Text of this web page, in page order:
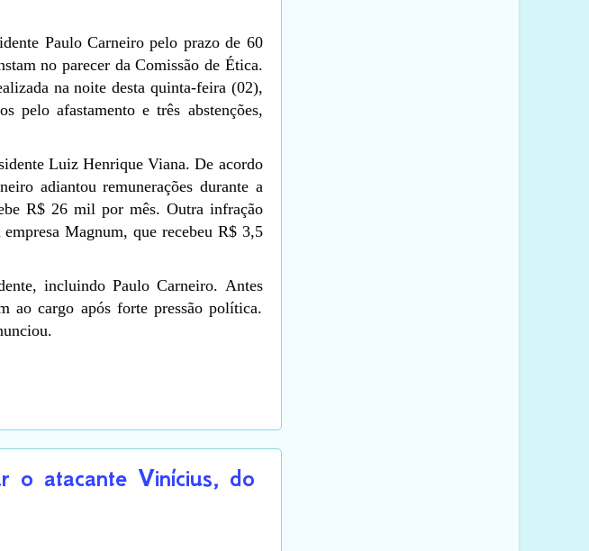
Paulo Carneiro pelo prazo de 60
no parecer da Comissão de Ética.
na noite desta quinta-feira (02),
pelo afastamento e três abstenções,
Luiz Henrique Viana. De acordo
adiantou remunerações durante a
R$ 26 mil por mês. Outra infração
Magnum, que recebeu R$ 3,5
incluindo Paulo Carneiro. Antes
ao cargo após forte pressão política.
o atacante Vinícius, do